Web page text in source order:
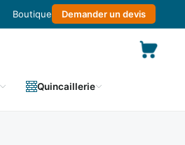
Boutique Demander un devis
Quincaillerie